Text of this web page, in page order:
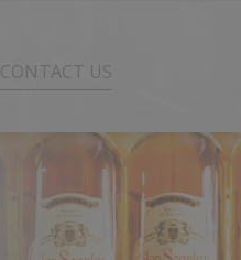
CONTACT US